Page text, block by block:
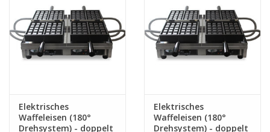
Aktionen
Elektrisches
Waffeleisen (180°
Drehsystem) - doppelt
Elektrisches
Waffeleisen (180°
Drehsystem) - doppelt